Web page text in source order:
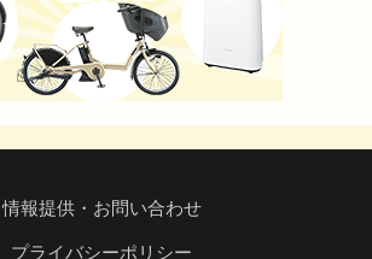
情報提供・お問い合わせ
プライバシーポリシー